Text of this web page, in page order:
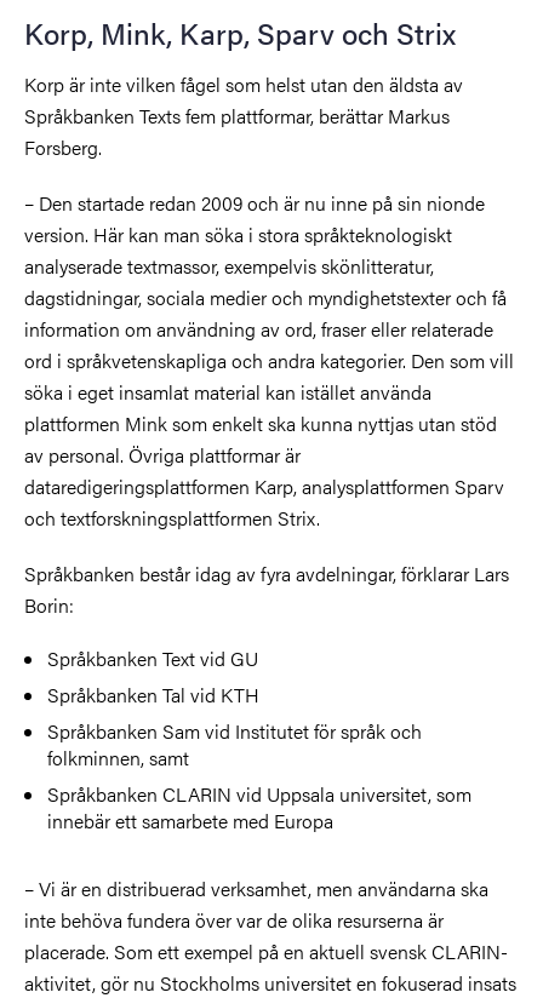
Korp, Mink, Karp, Sparv och Strix
Korp är inte vilken fågel som helst utan den äldsta av
Språkbanken Texts fem plattformar, berättar Markus
Forsberg.
– Den startade redan 2009 och är nu inne på sin nionde
version. Här kan man söka i stora språkteknologiskt
analyserade textmassor, exempelvis skönlitteratur,
dagstidningar, sociala medier och myndighetstexter och få
information om användning av ord, fraser eller relaterade
ord i språkvetenskapliga och andra kategorier. Den som vill
söka i eget insamlat material kan istället använda
plattformen Mink som enkelt ska kunna nyttjas utan stöd
av personal. Övriga plattformar är
dataredigeringsplattformen Karp, analysplattformen Sparv
och textforskningsplattformen Strix.
Språkbanken består idag av fyra avdelningar, förklarar Lars
Borin:
Språkbanken Text vid GU
Språkbanken Tal vid KTH
Språkbanken Sam vid Institutet för språk och
folkminnen, samt
Språkbanken CLARIN vid Uppsala universitet, som
innebär ett samarbete med Europa
– Vi är en distribuerad verksamhet, men användarna ska
inte behöva fundera över var de olika resurserna är
placerade. Som ett exempel på en aktuell svensk CLARIN-
aktivitet, gör nu Stockholms universitet en fokuserad insats